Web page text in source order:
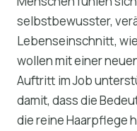
selbstbewusster,
Lebenseinschnitt,
wollen mit einer
Auftritt im Job
damit, dass die
die reine Haarpflege